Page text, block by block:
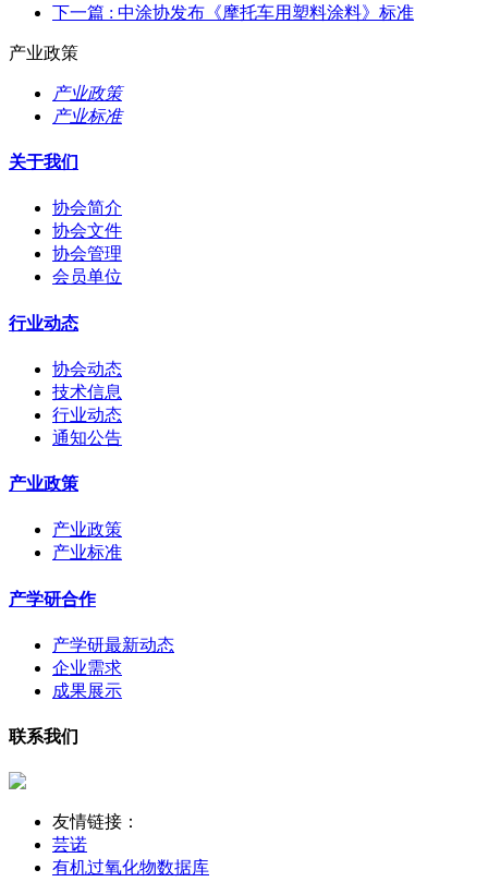
下一篇 : 中涂协发布《摩托车用塑料涂料》标准
产业政策
产业政策
产业标准
关于我们
协会简介
协会文件
协会管理
会员单位
行业动态
协会动态
技术信息
行业动态
通知公告
产业政策
产业政策
产业标准
产学研合作
产学研最新动态
企业需求
成果展示
联系我们
友情链接：
芸诺
有机过氧化物数据库